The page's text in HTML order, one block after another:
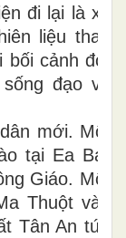
đi lại là xe
liệu than
cảnh đó,
đạo và
mới. Một
tại Ea Bar
Giáo. Một
Thuột vào
Tân An tức